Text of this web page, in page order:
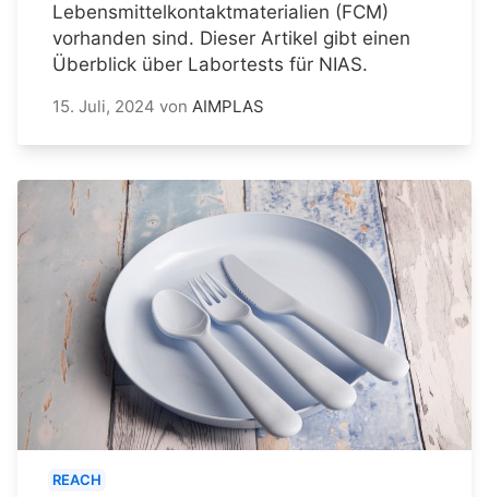
Lebensmittelkontaktmaterialien (FCM)
vorhanden sind. Dieser Artikel gibt einen
Überblick über Labortests für NIAS.
15. Juli, 2024 von AIMPLAS
REACH